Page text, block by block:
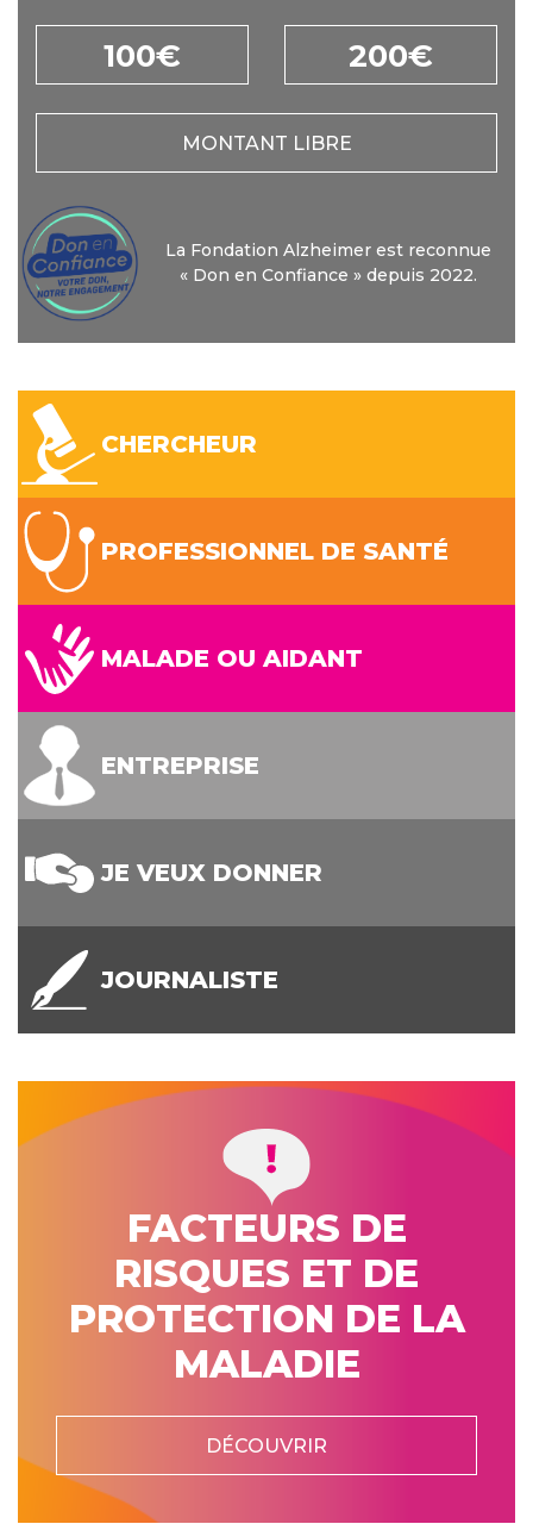
100€ 200€
MONTANT LIBRE
La Fondation Alzheimer est reconnue
« Don en Confiance » depuis 2022.
CHERCHEUR
PROFESSIONNEL DE SANTÉ
MALADE OU AIDANT
ENTREPRISE
JE VEUX DONNER
JOURNALISTE
FACTEURS DE
RISQUES ET DE
PROTECTION DE LA
MALADIE
DÉCOUVRIR